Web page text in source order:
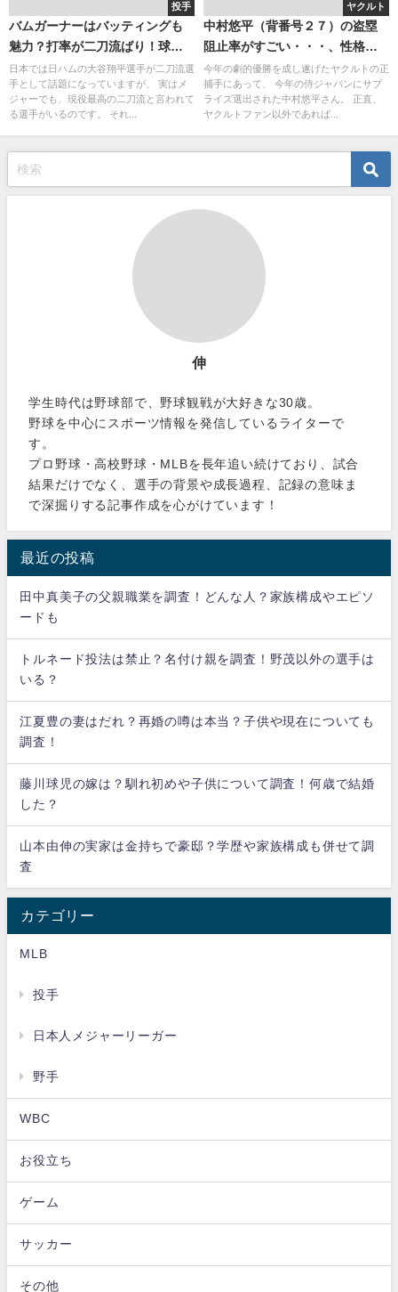
投手
バムガーナーはバッティングも
魅力？打率が二刀流ばり！球速
と変化球
日本では日ハムの大谷翔平選手が二刀流選
手として話題になっていますが、 実はメ
ジャーでも、現役最高の二刀流と言われて
る選手がいるのです。 それ...
ヤクルト
中村悠平（背番号２７）の盗塁
阻止率がすごい・・・、性格も
捕手的？ムーチョは昨年結婚し
ていた！
今年の劇的優勝を成し遂げたヤクルトの正
捕手にあって、 今年の侍ジャパンにサプ
ライズ選出された中村悠平さん。 正直、
ヤクルトファン以外であれば...
伸
学生時代は野球部で、野球観戦が大好きな30歳。
野球を中心にスポーツ情報を発信しているライターで
す。
プロ野球・高校野球・MLBを長年追い続けており、試合
結果だけでなく、選手の背景や成長過程、記録の意味ま
で深掘りする記事作成を心がけています！
最近の投稿
田中真美子の父親職業を調査！どんな人？家族構成やエピソ
ードも
トルネード投法は禁止？名付け親を調査！野茂以外の選手は
いる？
江夏豊の妻はだれ？再婚の噂は本当？子供や現在についても
調査！
藤川球児の嫁は？馴れ初めや子供について調査！何歳で結婚
した？
山本由伸の実家は金持ちで豪邸？学歴や家族構成も併せて調
査
カテゴリー
MLB
投手
日本人メジャーリーガー
野手
WBC
お役立ち
ゲーム
サッカー
その他